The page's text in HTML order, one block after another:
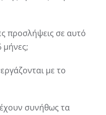
προσλήψεις σε αυτό
μήνες;
με το
έχουν συνήθως τα